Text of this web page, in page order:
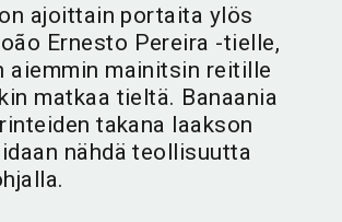
ajoittain portaita ylös
Ernesto Pereira -tielle,
aiemmin mainitsin reitille
matkaa tieltä. Banaania
takana laakson
nähdä teollisuutta